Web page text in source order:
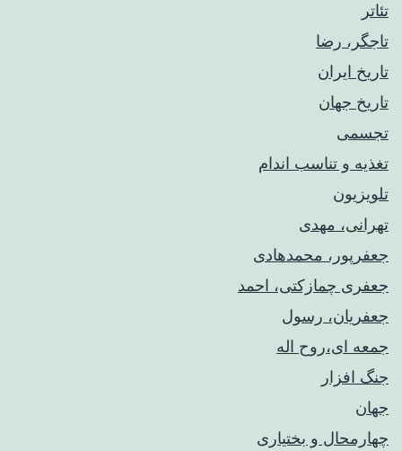
تئاتر
تاجگر، رضا
تاریخ ایران
تاریخ جهان
تجسمی
تغذیه و تناسب اندام
تلویزیون
تهرانی، مهدی
جعفرپور، محمدهادی
جعفری چمازکتی، احمد
جعفریان، رسول
جمعه ای،روح اله
جنگ افزار
جهان
چهارمحال و بختیاری